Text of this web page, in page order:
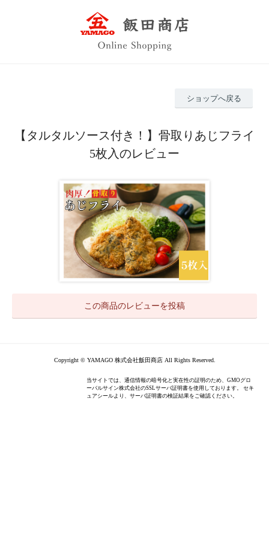
ショップへ戻る
【タルタルソース付き！】骨取りあじフライ
5枚入のレビュー
この商品のレビューを投稿
Copyright © YAMAGO 株式会社飯田商店 All Rights Reserved.
当サイトでは、通信情報の暗号化と実在性の証明のため、GMOグロ
ーバルサイン株式会社のSSLサーバ証明書を使用しております。 セキ
ュアシールより、サーバ証明書の検証結果をご確認ください。